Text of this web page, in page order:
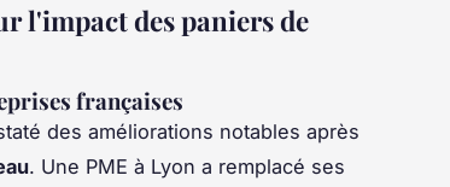
l'impact des paniers de
françaises
des améliorations notables après
. Une PME à Lyon a remplacé ses